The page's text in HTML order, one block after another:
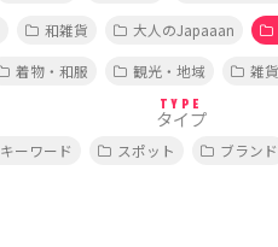
和雑貨 大人のJapaaan
着物・和服 観光・地域 雑
TYPE
タイプ
キーワード スポット ブランド